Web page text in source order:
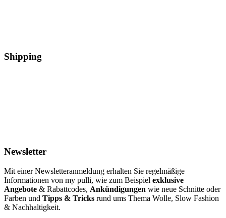
Shipping
Newsletter
Mit einer Newsletteranmeldung erhalten Sie regelmäßige
Informationen von my pulli, wie zum Beispiel exklusive
Angebote & Rabattcodes, Ankündigungen wie neue Schnitte oder
Farben und Tipps & Tricks rund ums Thema Wolle, Slow Fashion
& Nachhaltigkeit.